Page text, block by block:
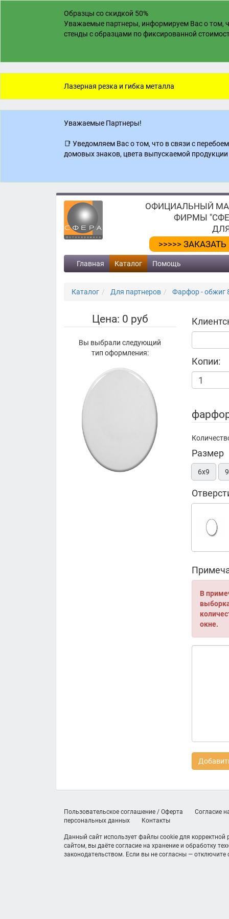
Образцы со скидкой 50%
Уважаемые партнеры, информируем Вас о том,
стенды с образцами по фиксированной
Лазерная резка и гибка металла
Уважаемые Партнеры!
📑 Уведомляем Вас о том, что в связи с
домовых знаков, цвета выпускаемой
ОФИЦИАЛЬНЫЙ
ФИРМЫ
>>>>>
Главная Каталог Помощь
Каталог Для партнеров Фарфор - обжиг
Цена: 0 руб
Вы выбрали следующий
тип оформления:
Копии:
Размер
6х9
В
окне.
Пользовательское соглашение / Оферта
Согласие
персональных данных
Контакты
Данный сайт использует файлы cookie для
сайтом, вы даёте согласие на хранение и обработку
законодательством. Если вы не согласны — отключите